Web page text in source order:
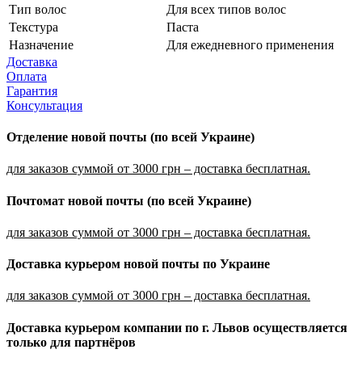
Тип волос
Для всех типов волос
Текстура
Паста
Назначение
Для ежедневного применения
Доставка
Оплата
Гарантия
Консультация
Отделение новой почты (по всей Украине)
для заказов суммой от 3000 грн – доставка бесплатная.
Почтомат новой почты (по всей Украине)
для заказов суммой от 3000 грн – доставка бесплатная.
Доставка курьером новой почты по Украине
для заказов суммой от 3000 грн – доставка бесплатная.
Доставка курьером компании по г. Львов осуществляется
только для партнёров